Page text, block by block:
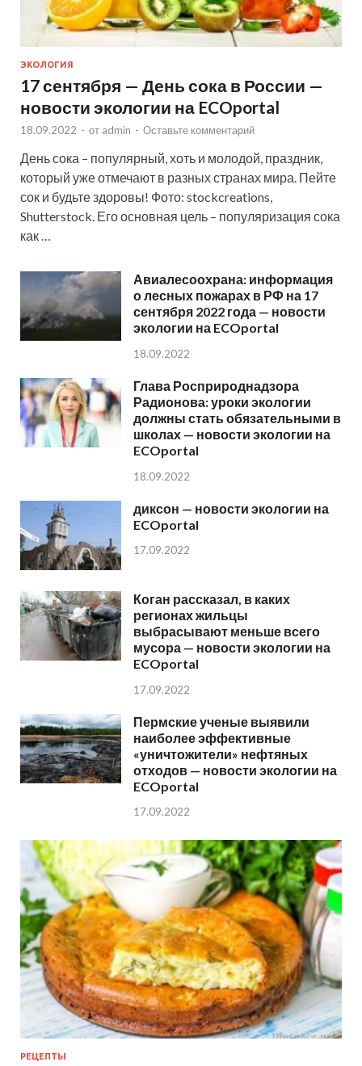
ЭКОЛОГИЯ
17 сентября — День сока в России —
новости экологии на ECOportal
18.09.2022 - от admin - Оставьте комментарий
День сока – популярный, хоть и молодой, праздник,
который уже отмечают в разных странах мира. Пейте
сок и будьте здоровы! Фото: stockcreations,
Shutterstock. Его основная цель – популяризация сока
как …
Авиалесоохрана: информация
о лесных пожарах в РФ на 17
сентября 2022 года — новости
экологии на ECOportal
18.09.2022
Глава Росприроднадзора
Радионова: уроки экологии
должны стать обязательными в
школах — новости экологии на
ECOportal
18.09.2022
диксон — новости экологии на
ECOportal
17.09.2022
Коган рассказал, в каких
регионах жильцы
выбрасывают меньше всего
мусора — новости экологии на
ECOportal
17.09.2022
Пермские ученые выявили
наиболее эффективные
«уничтожители» нефтяных
отходов — новости экологии на
ECOportal
17.09.2022
РЕЦЕПТЫ